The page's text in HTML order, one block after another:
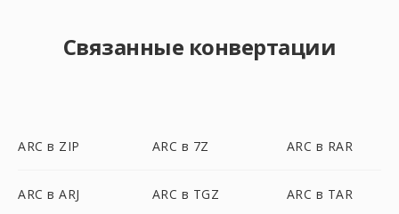
Связанные конвертации
ARC в ZIP ARC в 7Z ARC в RAR
ARC в ARJ ARC в TGZ ARC в TAR